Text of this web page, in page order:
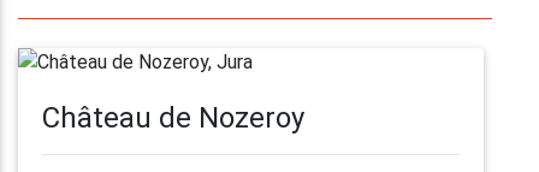
Château de Nozeroy